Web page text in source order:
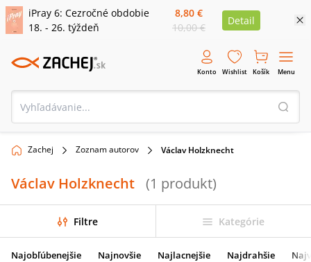
iPray 6: Cezročné obdobie
18. - 26. týždeň
8,80 €
10,00 €
Detail
Konto Wishlist Košík Menu
Zachej Zoznam autorov Václav Holzknecht
Václav Holzknecht (1 produkt)
Filtre Kategórie
Najobľúbenejšie Najnovšie Najlacnejšie Najdrahšie